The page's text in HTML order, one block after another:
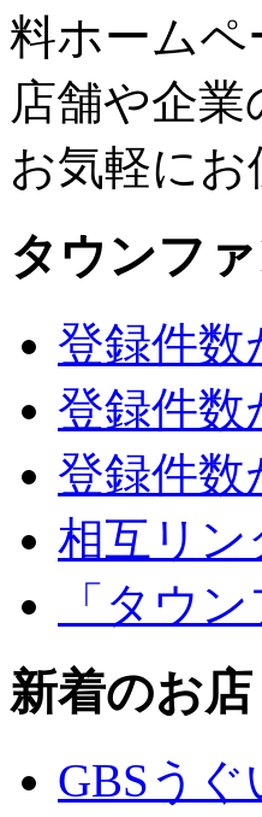
料ホーム
店舗や企
お気軽に
タウンフ
登録件数
登録件数
登録件数
相互リ
「タウ
新着のお店
GBSう